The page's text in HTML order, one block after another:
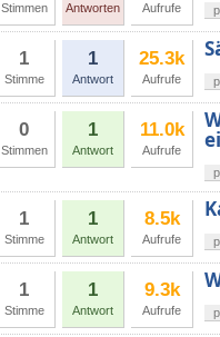
Stimmen Antworten Aufrufe
1
Stimme
1
Antwort
25.3k
Aufrufe
0
Stimmen
1
Antwort
11.0k
Aufrufe
1
Stimme
1
Antwort
8.5k
Aufrufe
1
Stimme
1
Antwort
9.3k
Aufrufe